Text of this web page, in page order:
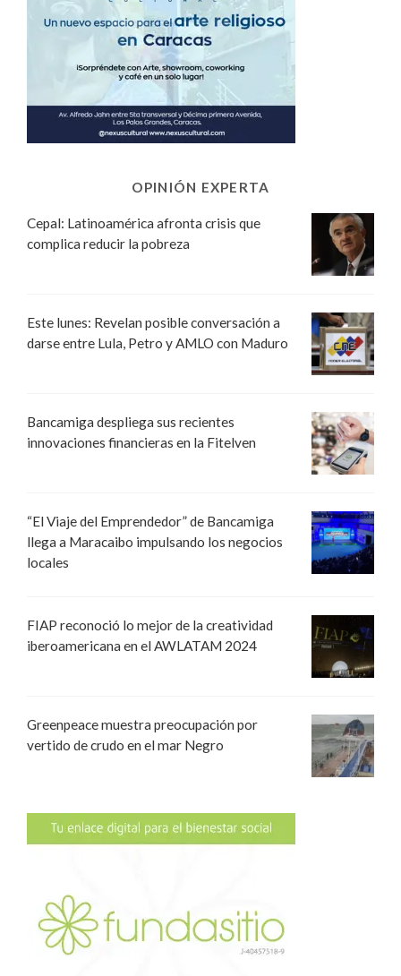
OPINIÓN EXPERTA
Cepal: Latinoamérica afronta crisis que
complica reducir la pobreza
Este lunes: Revelan posible conversación a
darse entre Lula, Petro y AMLO con Maduro
Bancamiga despliega sus recientes
innovaciones financieras en la Fitelven
“El Viaje del Emprendedor” de Bancamiga
llega a Maracaibo impulsando los negocios
locales
FIAP reconoció lo mejor de la creatividad
iberoamericana en el AWLATAM 2024
Greenpeace muestra preocupación por
vertido de crudo en el mar Negro